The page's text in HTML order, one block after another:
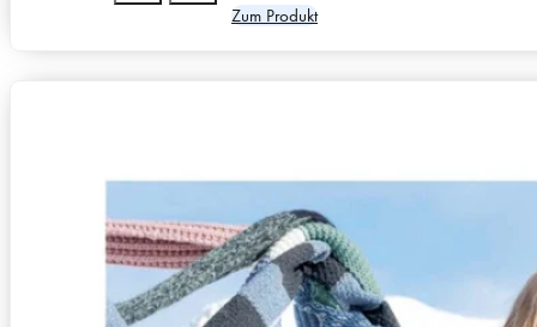
Zum Produkt